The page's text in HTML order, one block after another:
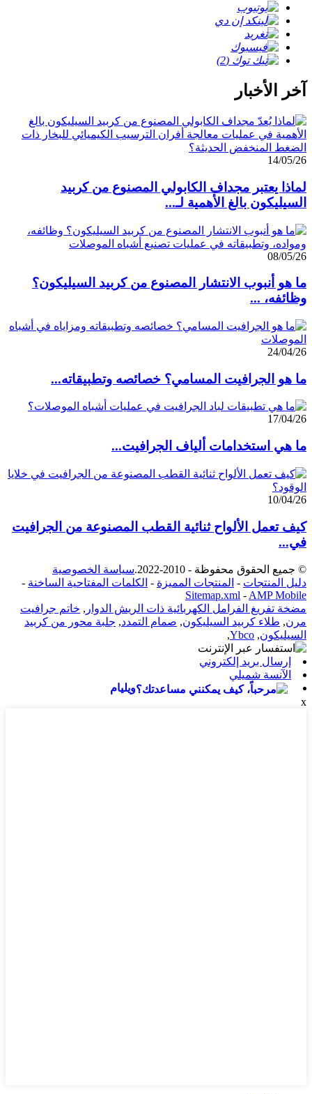
آخر الأخبار
14/05/26
لماذا يعتبر مجداف الكابولي المصنوع من كربيد
السيليكون بالغ الأهمية لـ...
08/05/26
ما هو أنبوب الانتشار المصنوع من كربيد السيليكون؟
وظائفه، ...
24/04/26
ما هو الجرافيت المسامي؟ خصائصه وتطبيقاته...
17/04/26
ما هي استخدامات ألياف الجرافيت...
10/04/26
كيف تعمل الألواح ثنائية القطب المصنوعة من الجرافيت
في...
© جميع الحقوق محفوظة - 2010-2022.
سياسة الخصوصية
دليل المنتجات - المنتجات المميزة - الكلمات المفتاحية الساخنة -
Sitemap.xml - AMP Mobile
مضخة تفريغ الفرامل الكهربائية ذات الريش الدوار , خاتم جرافيت
مرن, طلاء كربيد السيليكون, صمام التمدد, جلبة محور من كربيد
السيليكون,
Ybco
,
إرسال بريد إلكتروني
الآنسة شميلي
ويليام
x